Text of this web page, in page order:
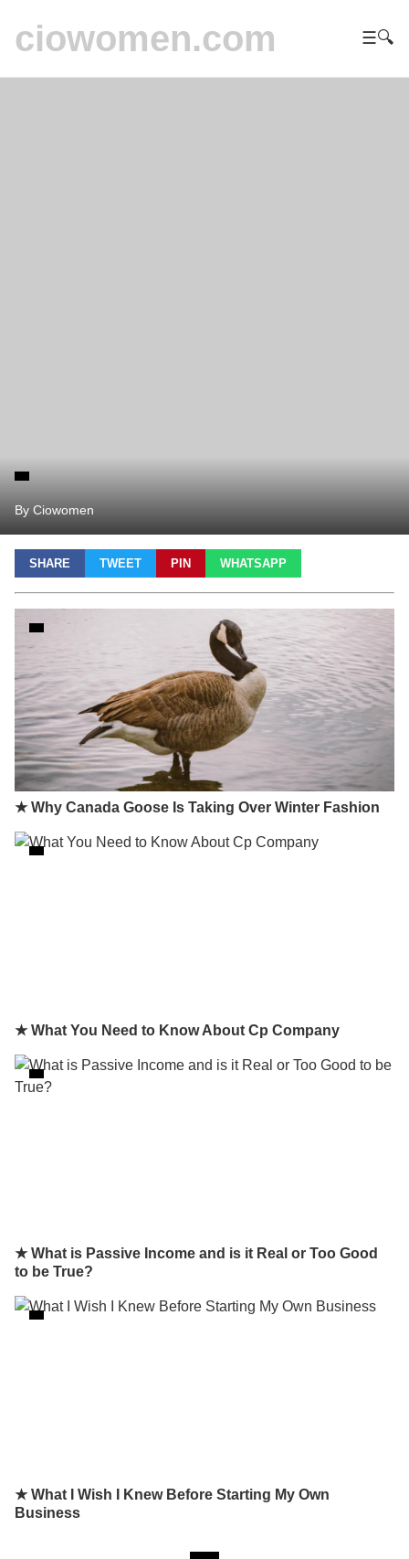
ciowomen.com ☰🔍
By Ciowomen
SHARE TWEET PIN WHATSAPP
★ Why Canada Goose Is Taking Over Winter Fashion
★ What You Need to Know About Cp Company
★ What is Passive Income and is it Real or Too Good
to be True?
★ What I Wish I Knew Before Starting My Own
Business